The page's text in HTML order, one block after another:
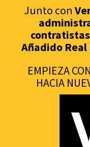
Junto con
contratistas
Añadido Real
EMPIEZA
HACIA